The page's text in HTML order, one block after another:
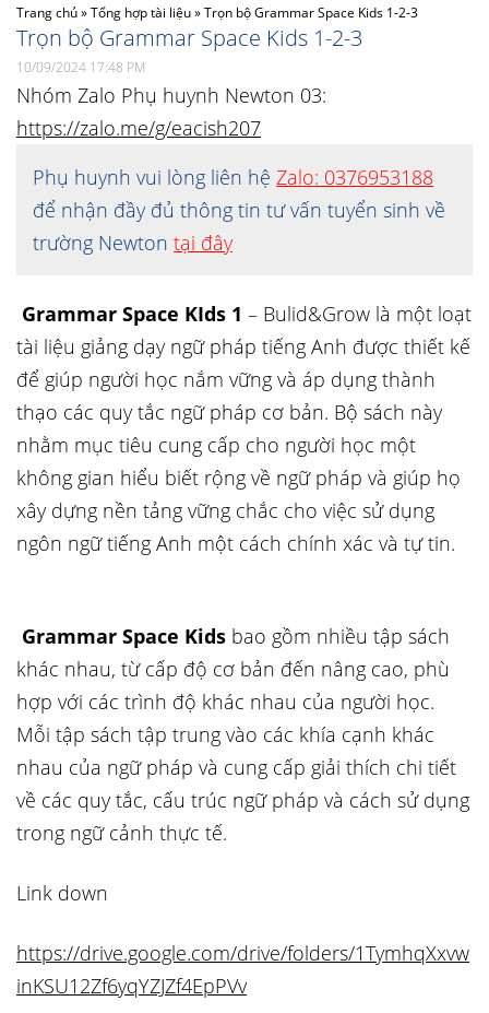
Trang chủ»Tổng hợp tài liệu»Trọn bộ Grammar Space Kids 1-2-3
Trọn bộ Grammar Space Kids 1-2-3
10/09/2024 17:48 PM
Nhóm Zalo Phụ huynh Newton 03:
https://zalo.me/g/eacish207
Phụ huynh vui lòng liên hệ Zalo: 0376953188
để nhận đầy đủ thông tin tư vấn tuyển sinh về
trường Newton tại đây
Grammar Space KIds 1 – Bulid&Grow là một loạt
tài liệu giảng dạy ngữ pháp tiếng Anh được thiết kế
để giúp người học nắm vững và áp dụng thành
thạo các quy tắc ngữ pháp cơ bản. Bộ sách này
nhằm mục tiêu cung cấp cho người học một
không gian hiểu biết rộng về ngữ pháp và giúp họ
xây dựng nền tảng vững chắc cho việc sử dụng
ngôn ngữ tiếng Anh một cách chính xác và tự tin.
Grammar Space Kids bao gồm nhiều tập sách
khác nhau, từ cấp độ cơ bản đến nâng cao, phù
hợp với các trình độ khác nhau của người học.
Mỗi tập sách tập trung vào các khía cạnh khác
nhau của ngữ pháp và cung cấp giải thích chi tiết
về các quy tắc, cấu trúc ngữ pháp và cách sử dụng
trong ngữ cảnh thực tế.
Link down
https://drive.google.com/drive/folders/1TymhqXxvw
inKSU12Zf6yqYZJZf4EpPVv